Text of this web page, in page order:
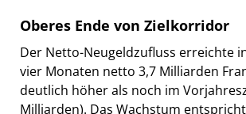
Oberes Ende von Zielkorridor
Der Netto-Neugeldzufluss erreichte
vier Monaten netto 3,7 Milliarden
deutlich höher als noch im
Milliarden). Das Wachstum